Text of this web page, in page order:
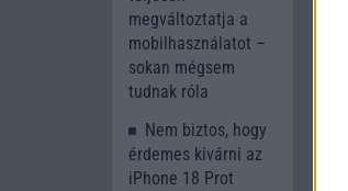
megváltoztatja a
mobilhasználatot –
sokan mégsem
tudnak róla
Nem biztos, hogy
érdemes kivárni az
iPhone 18 Prot